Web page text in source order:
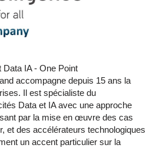
Data IA - One Point
accompagne depuis 15 ans la
Il est spécialiste du
Data et IA avec une approche
par la mise en œuvre des cas
et des accélérateurs technologiques
un accent particulier sur la